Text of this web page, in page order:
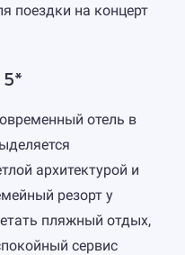
поездки на концерт
5*
отель в
архитектурой и
резорт у
пляжный отдых,
сервис